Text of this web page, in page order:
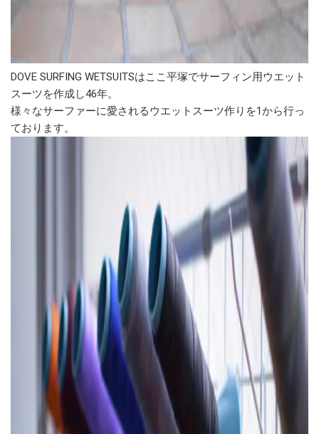
DOVE SURFING WETSUITSはここ平塚でサーフィン用ウエット
スーツを作成し46年。
様々なサーファーに愛されるウエットスーツ作りを1から行っ
ております。